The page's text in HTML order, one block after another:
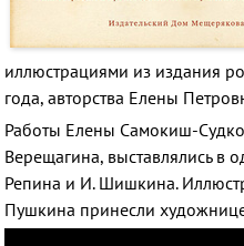
иллюстрациями из издания
года, авторства Елены
Работы Елены Самокиш-
Верещагина, выставлялись в
Репина и И. Шишкина.
Пушкина принесли